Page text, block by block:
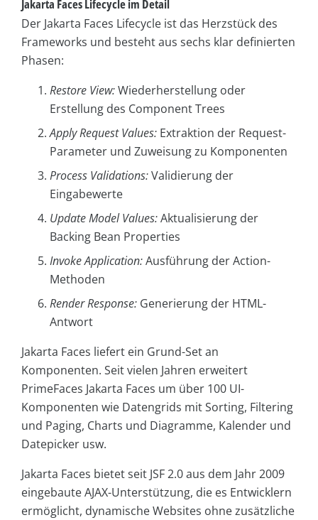
Jakarta Faces Lifecycle im Detail
Der Jakarta Faces Lifecycle ist das Herzstück des
Frameworks und besteht aus sechs klar definierten
Phasen:
Restore View:Wiederherstellung oder
Erstellung des Component Trees
Apply Request Values: Extraktion der Request-
Parameter und Zuweisung zu Komponenten
Process Validations:Validierung der
Eingabewerte
Update Model Values:Aktualisierung der
Backing Bean Properties
InvokeApplication:Ausführung der Action-
Methoden
RenderResponse: Generierung der HTML-
Antwort
Jakarta Faces liefert ein Grund-Set an
Komponenten. Seit vielen Jahren erweitert
PrimeFaces Jakarta Faces um über 100 UI-
Komponenten wie Datengrids mit Sorting, Filtering
und Paging, Charts und Diagramme, Kalender und
Datepicker usw.
Jakarta Faces bietet seit JSF 2.0 aus dem Jahr 2009
eingebaute AJAX-Unterstützung, die es Entwicklern
ermöglicht, dynamische Websites ohne zusätzliche